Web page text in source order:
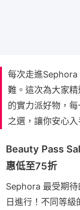
每次走進Sephora
難。這次為大家
的實力派好物，
之選，讓你安心入
Beauty Pass
惠低至75折
Sephora 最受期
日進行！不同等